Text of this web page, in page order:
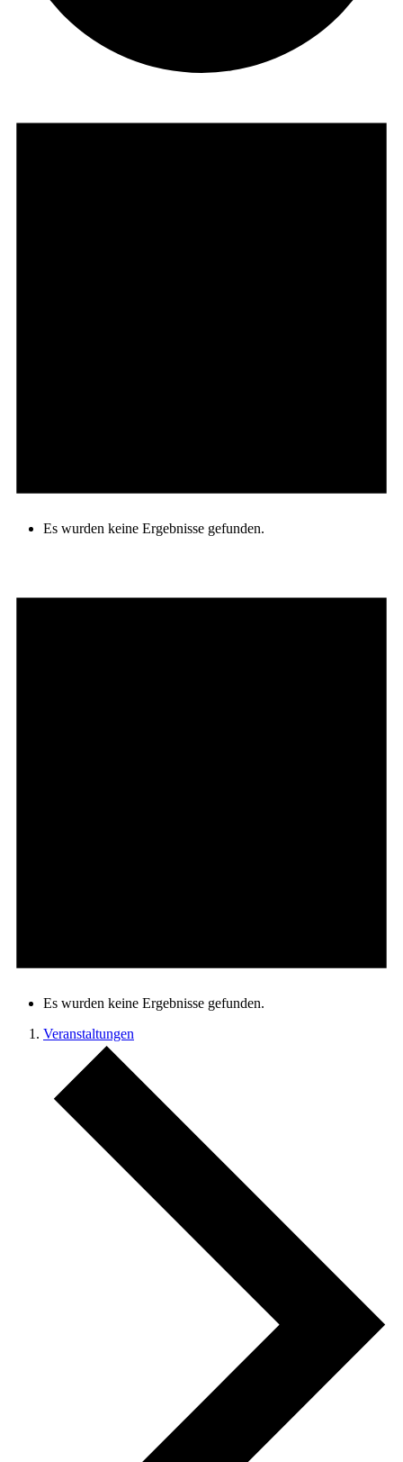
Es wurden keine Ergebnisse gefunden.
Es wurden keine Ergebnisse gefunden.
Veranstaltungen